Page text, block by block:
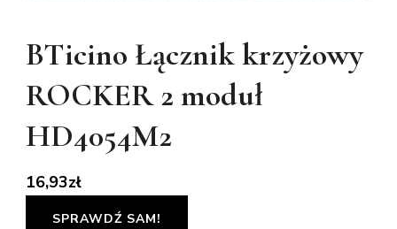
BTicino Łącznik krzyżowy
ROCKER 2 moduł
HD4054M2
16,93zł
SPRAWDŹ SAM!